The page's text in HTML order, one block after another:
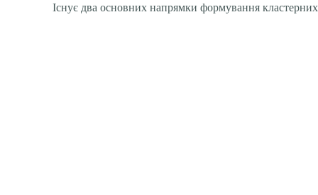
Існує два основних напрямки формування кластерних